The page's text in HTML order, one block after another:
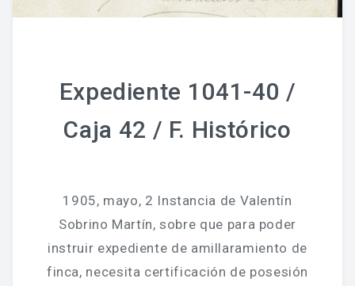
Expediente 1041-40 /
Caja 42 / F. Histórico
1905, mayo, 2 Instancia de Valentín
Sobrino Martín, sobre que para poder
instruir expediente de amillaramiento de
finca, necesita certificación de posesión